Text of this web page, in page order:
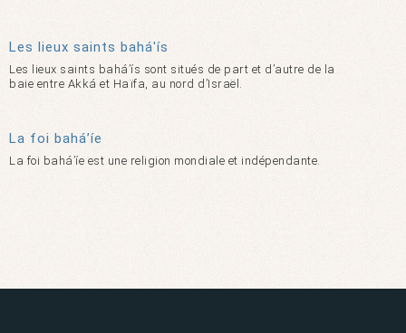
Les lieux saints bahá'ís
Les lieux saints bahá’ís sont situés de part et d’autre de la
baie entre Akká et Haïfa, au nord d’Israël.
La foi bahá’íe
La foi bahá’íe est une religion mondiale et indépendante.